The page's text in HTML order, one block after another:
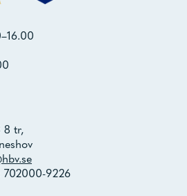
8 tr,
702000-9226